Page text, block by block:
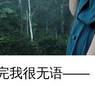
我很无语——